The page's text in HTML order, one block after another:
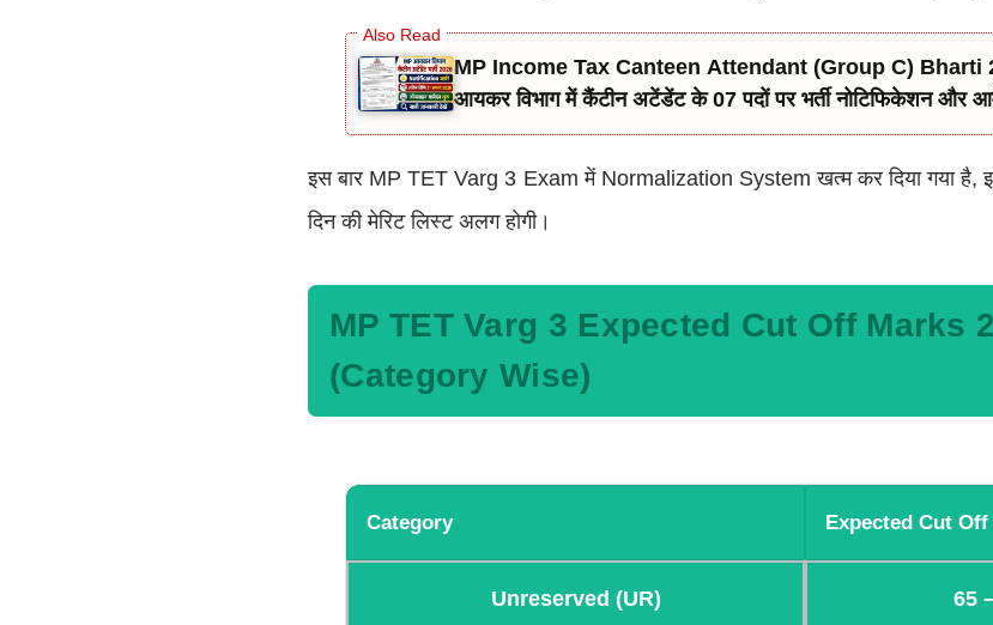
MP Income Tax Canteen Attendant (Group C) Bharti 2026 New: 10वीं पास के लिए
आयकर विभाग में कैंटीन अटेंडेंट के 07 पदों पर भर्ती नोटिफिकेशन और
इस बार MP TET Varg 3 Exam में Normalization System खत्म कर दिया गया है,
दिन की मेरिट लिस्ट अलग होगी।
MP TET Varg 3 Expected Cut Off Marks
(Category Wise)
Category Expected Cut Off
Unreserved (UR) 65